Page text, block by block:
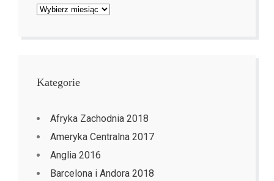
Archiwa
Kategorie
Afryka Zachodnia 2018
Ameryka Centralna 2017
Anglia 2016
Barcelona i Andora 2018